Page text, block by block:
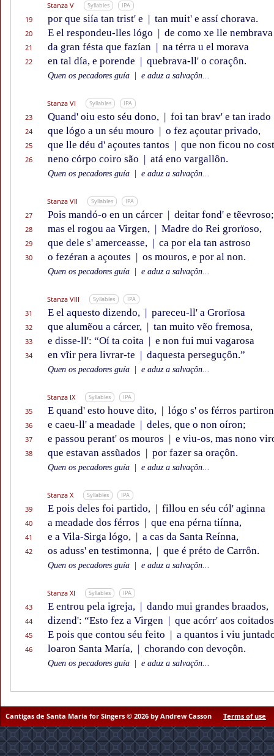
Stanza V Syllables IPA
19 por que siía tan trist' e | tan muit' e assí chorava.
20 E el respondeu-lles lógo | de como xe lle nembrava
21 da gran fésta que fazían | na térra u el morava
22 en tal día, e porende | quebrava-ll' o coraçôn.
Quen os pecadores guía e aduz a salvaçôn...
Stanza VI Syllables IPA
23 Quand' oiu esto séu dono, | foi tan brav' e tan irado
24 que lógo a un séu mouro | o fez açoutar privado,
25 que lle déu d' açoutes tantos | que non ficou no
26 neno córpo coiro são | atá eno vargallôn.
Quen os pecadores guía e aduz a salvaçôn...
Stanza VII Syllables IPA
27 Pois mandó-o en un cárcer | deitar fond' e tẽevroso;
28 mas el rogou aa Virgen, | Madre do Rei grorïoso,
29 que dele s' amerceasse, | ca por ela tan astroso
30 o fezéran a açoutes | os mouros, e por al non.
Quen os pecadores guía e aduz a salvaçôn...
Stanza VIII Syllables IPA
31 E el aquesto dizendo, | pareceu-ll' a Grorïosa
32 que alumẽou a cárcer, | tan muito vẽo fremosa,
33 e disse-ll': “Oí ta coita | e non fui mui vagarosa
34 en vĩir pera livrar-te | daquesta perseguçôn.”
Quen os pecadores guía e aduz a salvaçôn...
Stanza IX Syllables IPA
35 E quand' esto houve dito, | lógo s' os férros partiron
36 e caeu-ll' a meadade | deles, que o non oíron;
37 e passou perant' os mouros | e viu-os, mas nono
38 que estavan assũados | por fazer sa oraçôn.
Quen os pecadores guía e aduz a salvaçôn...
Stanza X Syllables IPA
39 E pois deles foi partido, | fillou en séu cól' aginna
40 a meadade dos férros | que ena pérna tiínna,
41 e a Vila-Sirga lógo, | a cas da Santa Reínna,
42 os aduss' en testimonna, | que é préto de Carrôn.
Quen os pecadores guía e aduz a salvaçôn...
Stanza XI Syllables IPA
43 E entrou pela igreja, | dando mui grandes braados,
44 dizend': “Esto fez a Virgen | que acórr' aos
45 E pois que contou séu feito | a quantos i viu
46 loaron Santa María, | chorando con devoçôn.
Quen os pecadores guía e aduz a salvaçôn...
Cantigas de Santa Maria for Singers © 2026 by Andrew Casson Terms of use